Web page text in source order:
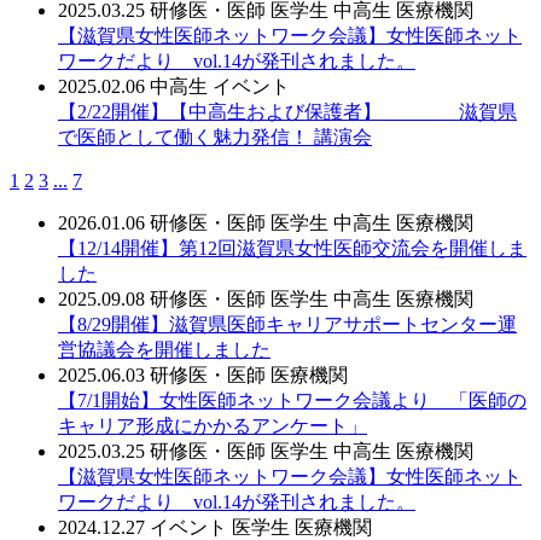
2025.03.25 研修医・医師 医学生 中高生 医療機関
【滋賀県女性医師ネットワーク会議】女性医師ネット
ワークだより vol.14が発刊されました。
2025.02.06 中高生 イベント
【2/22開催】【中高生および保護者】 滋賀県
で医師として働く魅力発信！ 講演会
1 2 3 ... 7
2026.01.06 研修医・医師 医学生 中高生 医療機関
【12/14開催】第12回滋賀県女性医師交流会を開催しま
した
2025.09.08 研修医・医師 医学生 中高生 医療機関
【8/29開催】滋賀県医師キャリアサポートセンター運
営協議会を開催しました
2025.06.03 研修医・医師 医療機関
【7/1開始】女性医師ネットワーク会議より 「医師の
キャリア形成にかかるアンケート」
2025.03.25 研修医・医師 医学生 中高生 医療機関
【滋賀県女性医師ネットワーク会議】女性医師ネット
ワークだより vol.14が発刊されました。
2024.12.27 イベント 医学生 医療機関